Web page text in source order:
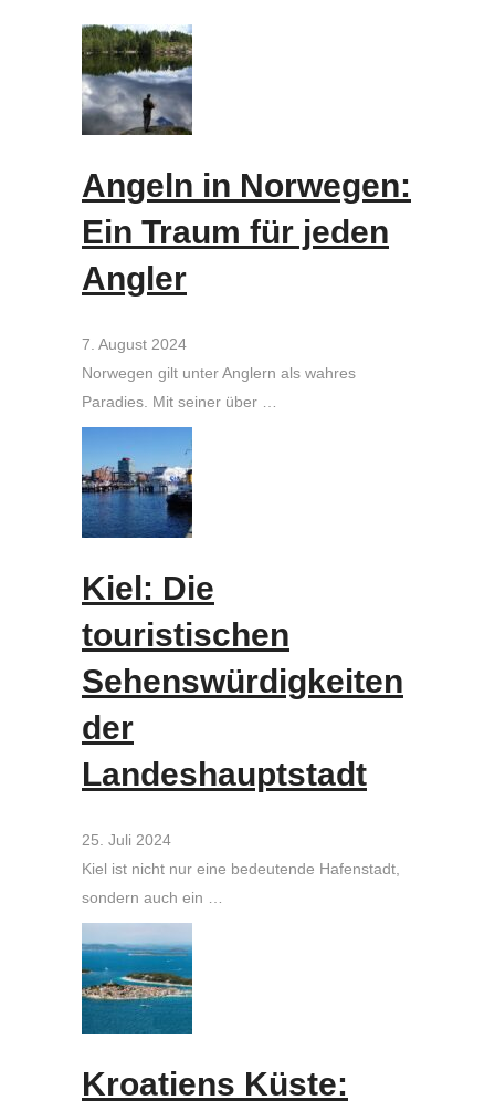
Angeln in Norwegen:
Ein Traum für jeden
Angler
7. August 2024
Norwegen gilt unter Anglern als wahres
Paradies. Mit seiner über …
Kiel: Die
touristischen
Sehenswürdigkeiten
der
Landeshauptstadt
25. Juli 2024
Kiel ist nicht nur eine bedeutende Hafenstadt,
sondern auch ein …
Kroatiens Küste: